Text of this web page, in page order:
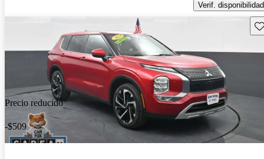
Verif. disponibilidad
Precio reducido
-$509